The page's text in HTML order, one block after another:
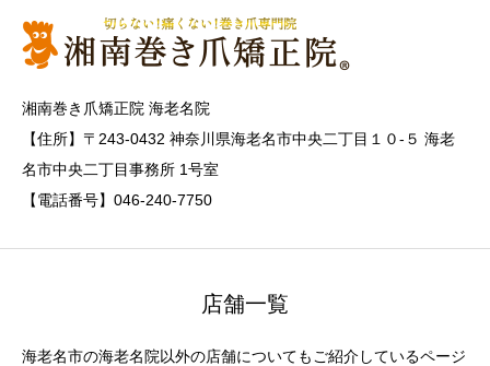
湘南巻き爪矯正院 海老名院
【住所】〒243-0432 神奈川県海老名市中央二丁目１０-５ 海老
名市中央二丁目事務所 1号室
【電話番号】046-240-7750
店舗一覧
海老名市の海老名院以外の店舗についてもご紹介しているページ